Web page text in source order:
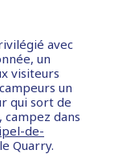
avec
un
visiteurs
un
qui sort de
dans
de-
Quarry.